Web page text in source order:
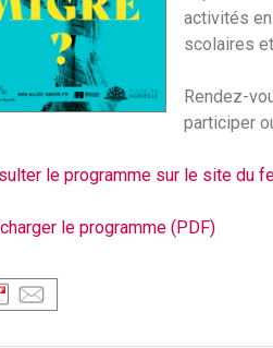
activités
scolaires
Rendez-
participer
le programme sur le site du
le programme (PDF)